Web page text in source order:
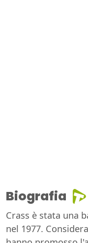
Biografia
Crass è stata una
nel 1977.